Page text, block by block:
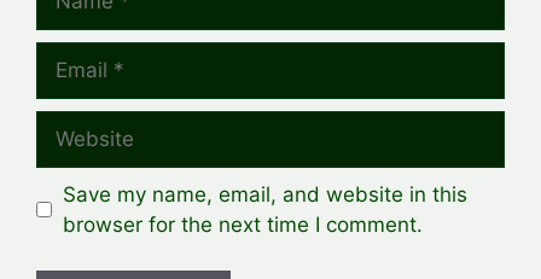
Save my name, email, and website in this
browser for the next time I comment.